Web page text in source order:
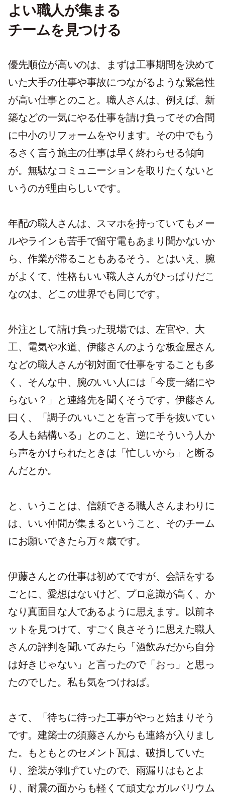
よい職人が集まる
チームを見つける
優先順位が高いのは、まずは工事期間を決めて
いた大手の仕事や事故につながるような緊急性
が高い仕事とのこと。職人さんは、例えば、新
築などの一気にやる仕事を請け負ってその合間
に中小のリフォームをやります。その中でもう
るさく言う施主の仕事は早く終わらせる傾向
が。無駄なコミュニーションを取りたくないと
いうのが理由らしいです。
年配の職人さんは、スマホを持っていてもメー
ルやラインも苦手で留守電もあまり聞かないか
ら、作業が滞ることもあるそう。とはいえ、腕
がよくて、性格もいい職人さんがひっぱりだこ
なのは、どこの世界でも同じです。
外注として請け負った現場では、左官や、大
工、電気や水道、伊藤さんのような板金屋さん
などの職人さんが初対面で仕事をすることも多
く、そんな中、腕のいい人には「今度一緒にや
らない？」と連絡先を聞くそうです。伊藤さん
曰く、「調子のいいことを言って手を抜いてい
る人も結構いる」とのこと、逆にそういう人か
ら声をかけられたときは「忙しいから」と断る
んだとか。
と、いうことは、信頼できる職人さんまわりに
は、いい仲間が集まるということ、そのチーム
にお願いできたら万々歳です。
伊藤さんとの仕事は初めてですが、会話をする
ごとに、愛想はないけど、プロ意識が高く、か
なり真面目な人であるように思えます。以前ネ
ットを見つけて、すごく良さそうに思えた職人
さんの評判を聞いてみたら「酒飲みだから自分
は好きじゃない」と言ったので「おっ」と思っ
たのでした。私も気をつけねば。
さて、「待ちに待った工事がやっと始まりそう
です。建築士の須藤さんからも連絡が入りまし
た。もともとのセメント瓦は、破損していた
り、塗装が剥げていたので、雨漏りはもとよ
り、耐震の面からも軽くて頑丈なガルバリウム